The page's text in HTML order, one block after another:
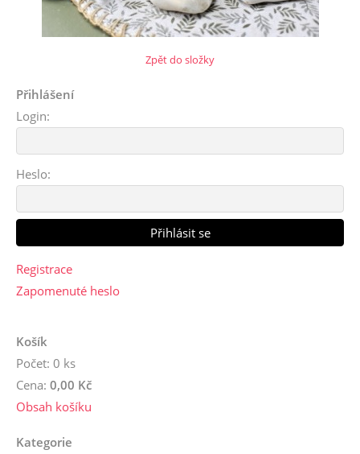
Zpět do složky
Přihlášení
Login:
Heslo:
Registrace
Zapomenuté heslo
Košík
Počet: 0 ks
Cena: 0,00 Kč
Obsah košíku
Kategorie